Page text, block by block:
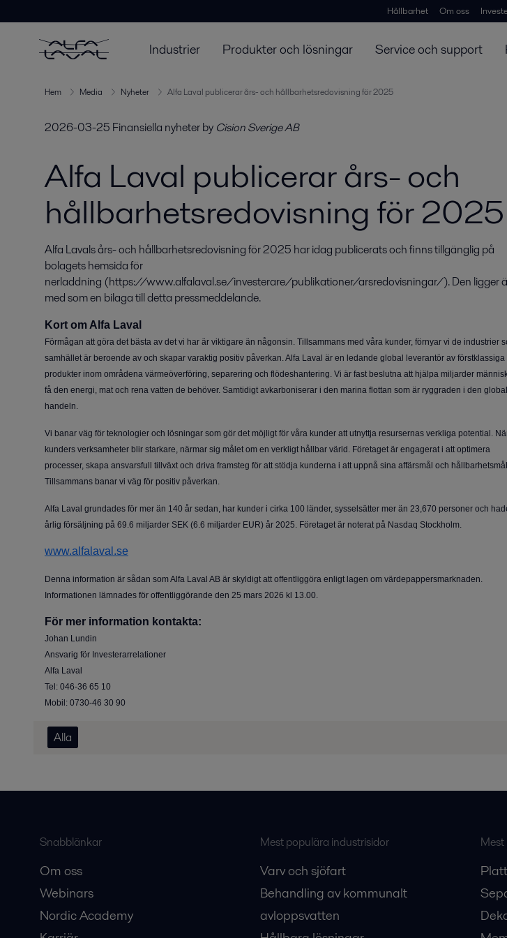
Hållbarhet Om oss
Industrier Produkter och lösningar Service och support
Hem Media Nyheter Alfa Laval publicerar års- och hållbarhetsredovisning för 2025
2026-03-25 Finansiella nyheterby Cision Sverige AB
Alfa Laval publicerar års- och
hållbarhetsredovisning för 2025
Alfa Lavals års- och hållbarhetsredovisning för 2025 har idag publicerats och finns tillgänglig på
bolagets hemsida för
nerladdning (https://www.alfalaval.se/investerare/publikationer/arsredovisningar/). Den ligger
med som en bilaga till detta pressmeddelande.
Kort om Alfa Laval
Förmågan att göra det bästa av det vi har är viktigare än någonsin. Tillsammans med våra kunder, förnyar vi de industrier
samhället är beroende av och skapar varaktig positiv påverkan. Alfa Laval är en ledande global leverantör av förstklassiga
produkter inom områdena värmeöverföring, separering och flödeshantering. Vi är fast beslutna att hjälpa miljarder
få den energi, mat och rena vatten de behöver. Samtidigt avkarboniserar i den marina flottan som är ryggraden i den
handeln.
Vi banar väg för teknologier och lösningar som gör det möjligt för våra kunder att utnyttja resursernas verkliga potential.
kunders verksamheter blir starkare, närmar sig målet om en verkligt hållbar värld. Företaget är engagerat i att optimera
processer, skapa ansvarsfull tillväxt och driva framsteg för att stödja kunderna i att uppnå sina affärsmål och
Tillsammans banar vi väg för positiv påverkan.
Alfa Laval grundades för mer än 140 år sedan, har kunder i cirka 100 länder, sysselsätter mer än 23,670 personer och
årlig försäljning på 69.6 miljarder SEK (6.6 miljarder EUR) år 2025. Företaget är noterat på Nasdaq Stockholm.
www.alfalaval.se
Denna information är sådan som Alfa Laval AB är skyldigt att offentliggöra enligt lagen om värdepappersmarknaden.
Informationen lämnades för offentliggörande den 25 mars 2026 kl 13.00.
För mer information kontakta:
Johan Lundin
Ansvarig för Investerarrelationer
Alfa Laval
Tel: 046-36 65 10
Mobil: 0730-46 30 90
Alla
Snabblänkar
Om oss
Webinars
Nordic Academy
Mest populära industrisidor
Varv och sjöfart
Behandling av kommunalt
avloppsvatten